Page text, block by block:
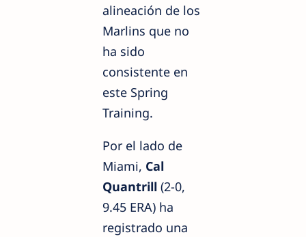
alineación de los
Marlins que no
ha sido
consistente en
este Spring
Training.
Por el lado de
Miami, Cal
Quantrill (2-0,
9.45 ERA) ha
registrado una